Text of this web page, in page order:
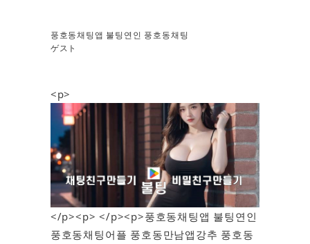
풍호동채팅앱 불팅연인 풍호동채팅
ゲスト
<p>
</p><p> </p><p>풍호동채팅앱 불팅연인
풍호동채팅어플 풍호동만남앱강추 풍호동